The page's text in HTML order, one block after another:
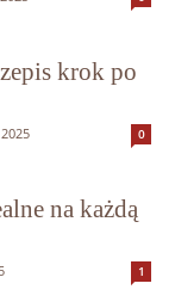
krok po
0
na każdą
1